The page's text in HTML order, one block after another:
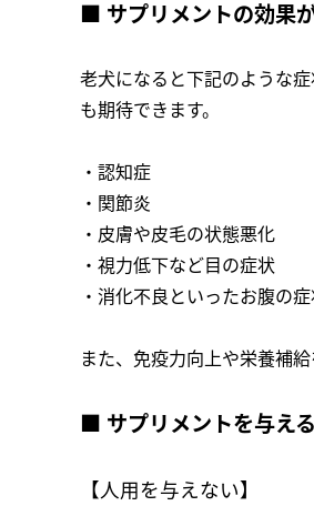
■ サプリメントの効果
老犬になると下記のような
も期待できます。
・認知症
・関節炎
・皮膚や皮毛の状態悪化
・視力低下など目の症状
・消化不良といったお腹の
また、免疫力向上や栄養補
■ サプリメントを与え
【人用を与えない】